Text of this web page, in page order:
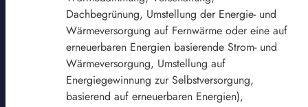
Dachbegrünung, Umstellung der Energie- und
Wärmeversorgung auf Fernwärme oder eine auf
erneuerbaren Energien basierende Strom- und
Wärmeversorgung, Umstellung auf
Energiegewinnung zur Selbstversorgung,
basierend auf erneuerbaren Energien),